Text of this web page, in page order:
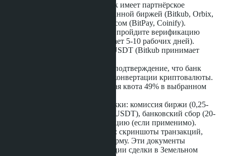
Убедитесь, что застройщик имеет партнёрское
соглашение с лицензированной биржей (Bitkub, Orbix,
ZipMex) или escrow-сервисом (BitPay, Coinify).
Откройте счёт на бирже и пройдите верификацию
заранее (процедура занимает 5-10 рабочих дней).
Проверьте сеть перевода USDT (Bitkub принимает
Запросите у застройщика подтверждение, что банк
выдаст FET-форму после конвертации криптовалюты.
Убедитесь, что иностранная квота 49% в выбранном
Рассчитайте общие издержки: комиссия биржи (0,25-
0,5%), комиссия сети (1-5 USDT), банковский сбор (20-
50 бат), налог на конвертацию (если применимо).
Сохраните все документы: скриншоты транзакций,
выписки с биржи, FET-форму. Эти документы
понадобятся для регистрации сделки в Земельном